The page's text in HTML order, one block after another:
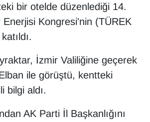
bir otelde düzenlediği 14.
Kongresi'nin (TÜREK
İzmir Valiliğine geçerek
ile görüştü, kentteki
bilgi aldı.
AK Parti İl Başkanlığını